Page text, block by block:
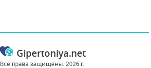
Gipertoniya.net
Все права защищены. 2026 г.